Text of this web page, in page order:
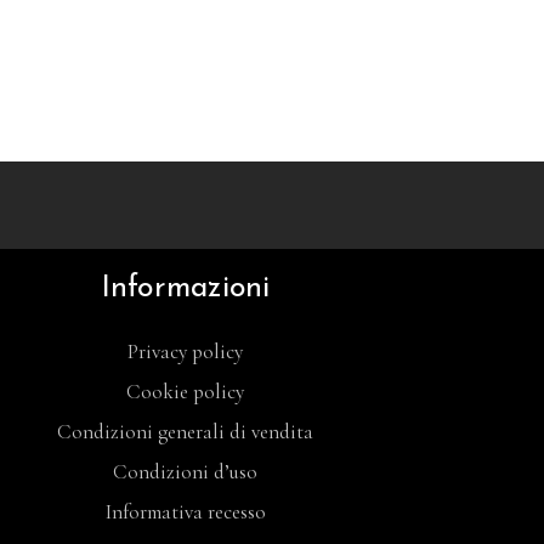
Informazioni
Privacy policy
Cookie policy
Condizioni generali di vendita
Condizioni d’uso
Informativa recesso